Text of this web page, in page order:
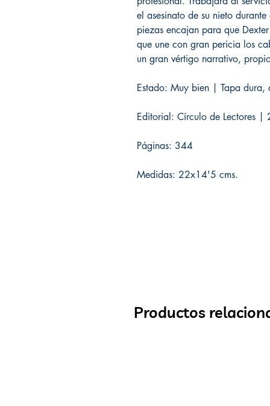
el asesinato de su nieto
piezas encajan para que
que une con gran pericia los
un gran vértigo narrativo,
Estado: Muy bien | Tapa dura,
Editorial: Círculo de Lectores |
Páginas: 344
Medidas: 22x14'5 cms.
Productos